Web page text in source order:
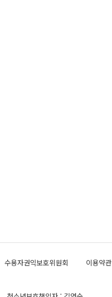
수용자권익보호위원회 이용약관